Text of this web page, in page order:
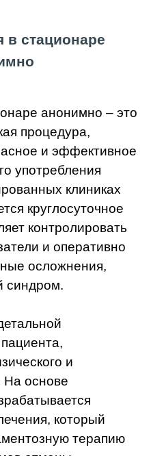
в стационаре
анонимно – это
процедура,
и эффективное
употребления
клиниках
круглосуточное
контролировать
и оперативно
осложнения,
синдром.
и
На основе
который
терапию